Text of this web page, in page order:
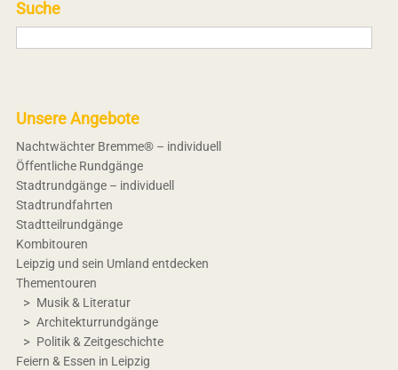
Suche
Unsere Angebote
Nachtwächter Bremme® – individuell
Öffentliche Rundgänge
Stadtrundgänge – individuell
Stadtrundfahrten
Stadtteilrundgänge
Kombitouren
Leipzig und sein Umland entdecken
Thementouren
Musik & Literatur
Architekturrundgänge
Politik & Zeitgeschichte
Feiern & Essen in Leipzig